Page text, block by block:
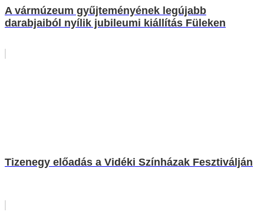
A vármúzeum gyűjteményének legújabb
darabjaiból nyílik jubileumi kiállítás Füleken
Tizenegy előadás a Vidéki Színházak Fesztiválján